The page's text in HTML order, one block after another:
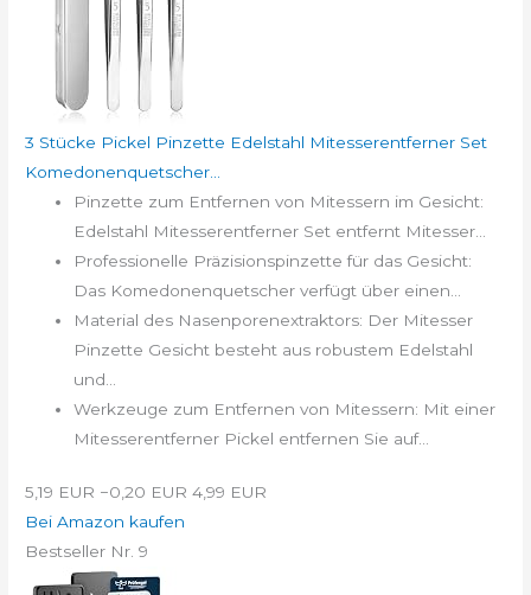
3 Stücke Pickel Pinzette Edelstahl Mitesserentferner Set
Komedonenquetscher...
Pinzette zum Entfernen von Mitessern im Gesicht:
Edelstahl Mitesserentferner Set entfernt Mitesser...
Professionelle Präzisionspinzette für das Gesicht:
Das Komedonenquetscher verfügt über einen...
Material des Nasenporenextraktors: Der Mitesser
Pinzette Gesicht besteht aus robustem Edelstahl
und...
Werkzeuge zum Entfernen von Mitessern: Mit einer
Mitesserentferner Pickel entfernen Sie auf...
5,19 EUR −0,20 EUR 4,99 EUR
Bei Amazon kaufen
Bestseller Nr. 9